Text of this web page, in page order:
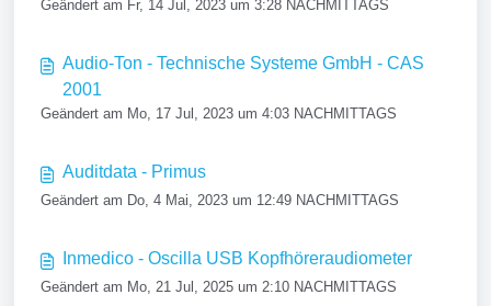
Geändert am Fr, 14 Jul, 2023 um 3:28 NACHMITTAGS
Audio-Ton - Technische Systeme GmbH - CAS
2001
Geändert am Mo, 17 Jul, 2023 um 4:03 NACHMITTAGS
Auditdata - Primus
Geändert am Do, 4 Mai, 2023 um 12:49 NACHMITTAGS
Inmedico - Oscilla USB Kopfhöreraudiometer
Geändert am Mo, 21 Jul, 2025 um 2:10 NACHMITTAGS